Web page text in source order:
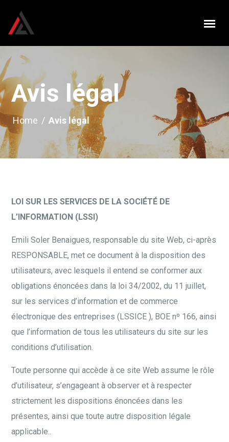
Avis légal
Home / Avis légal
LOI SUR LES SERVICES DE LA SOCIÉTÉ DE
L’INFORMATION (LSSI)
Emili Soler Benaigues, responsable du site Web, ci-après
RESPONSABLE, met ce document à la disposition des
utilisateurs, avec lesquels il entend se conformer aux
obligations énoncées dans la loi 34/2002, du 11 juillet,
sur les services d’information et de commerce
électronique des entreprises (LSSICE ), BOE nº 166, ainsi
que l’information de tous les utilisateurs du site sur les
conditions d’utilisation.
Toute personne qui accède à ce site Web assume le rôle
d’utilisateur, s’engageant à observer et à respecter
strictement les dispositions énoncées dans les
présentes, ainsi que toute autre disposition légale
applicable..